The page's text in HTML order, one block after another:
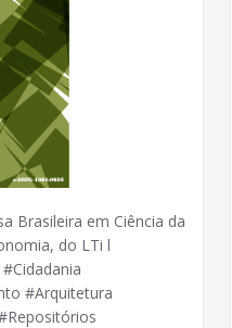
Brasileira em Ciência da
do LTi l
#Arquitetura